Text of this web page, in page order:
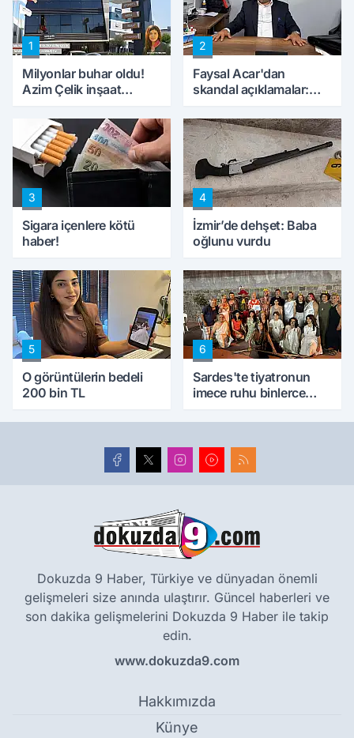
1
Milyonlar buhar oldu!
Azim Çelik inşaat
konuştu
2
Faysal Acar'dan
skandal açıklamalar:
peynircilerimizi de
kıskaca aldı, müdahale
ettik'
3
Sigara içenlere kötü
haber!
4
İzmir’de dehşet: Baba
oğlunu vurdu
5
O görüntülerin bedeli
200 bin TL
6
Sardes'te tiyatronun
imece ruhu binlerce
Dokuzda 9 Haber, Türkiye ve dünyadan önemli
gelişmeleri size anında ulaştırır. Güncel haberleri ve
son dakika gelişmelerini Dokuzda 9 Haber ile takip
edin.
www.dokuzda9.com
Hakkımızda
Künye